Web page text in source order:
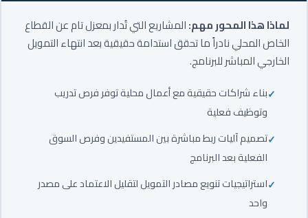
لماذا هذا المحور مهم:المشاريع التي تُدار بمعزل تام عن القطاع
الخاص المحلي نادراً ما تحقق استدامة حقيقية بعد انتهاء التمويل
الخارجي المباشر للبرنامج.
بناء شراكات حقيقية مع أعمال محلية توفر فرص تدريب
وتوظيف فعلية
تصميم آليات ربط مباشرة بين المستفيدين وفرص السوق
الفعلية بعد البرنامج
استراتيجيات تنويع مصادر التمويل لتقليل الاعتماد على مصدر
واحد